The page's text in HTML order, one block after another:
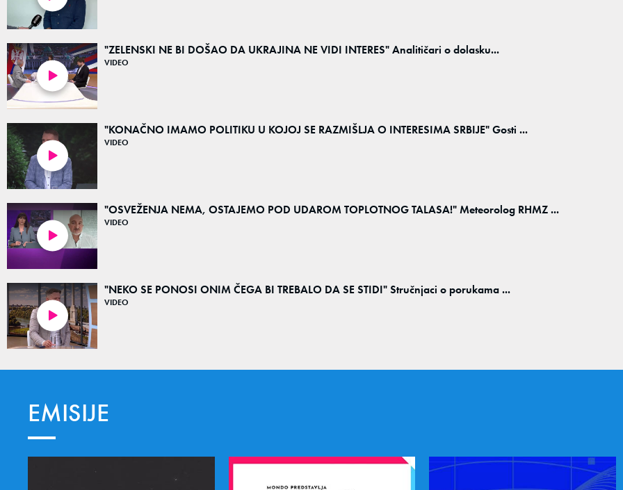
"ZELENSKI NE BI DOŠAO DA UKRAJINA NE VIDI INTERES" Analitičari o dolasku...
VIDEO
"KONAČNO IMAMO POLITIKU U KOJOJ SE RAZMIŠLJA O INTERESIMA SRBIJE" Gosti ...
VIDEO
"OSVEŽENJA NEMA, OSTAJEMO POD UDAROM TOPLOTNOG TALASA!" Meteorolog RHMZ ...
VIDEO
"NEKO SE PONOSI ONIM ČEGA BI TREBALO DA SE STIDI" Stručnjaci o porukama ...
VIDEO
EMISIJE